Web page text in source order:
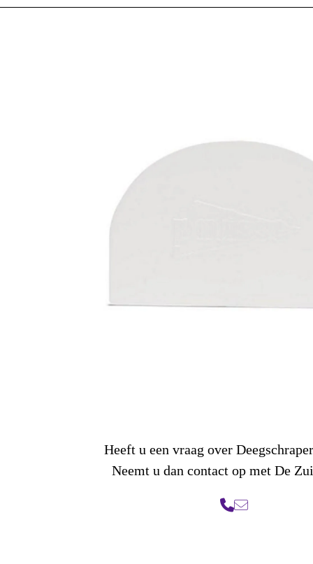
Heeft u een vraag over
Neemt u dan contact op met De